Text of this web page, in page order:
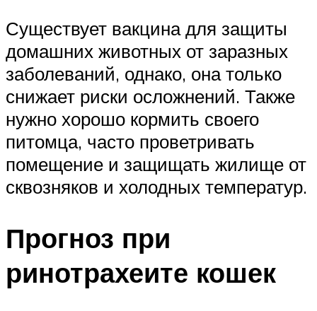
Существует вакцина для защиты
домашних животных от заразных
заболеваний, однако, она только
снижает риски осложнений. Также
нужно хорошо кормить своего
питомца, часто проветривать
помещение и защищать жилище от
сквозняков и холодных температур.
Прогноз при
ринотрахеите кошек